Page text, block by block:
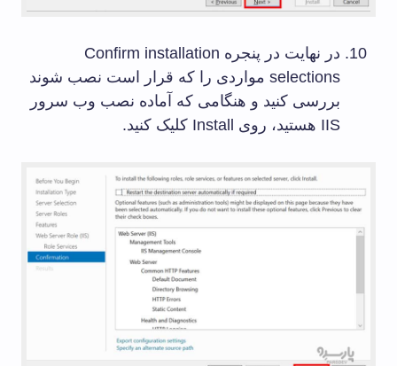
در نهایت در پنجره Confirm installation
selections مواردی را که قرار است نصب شوند
بررسی کنید و هنگامی که آماده نصب وب سرور
IIS هستید، روی Install کلیک کنید.